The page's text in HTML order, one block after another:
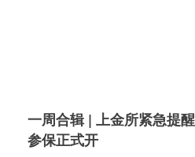
一周合辑 | 上金所紧急提
参保正式开